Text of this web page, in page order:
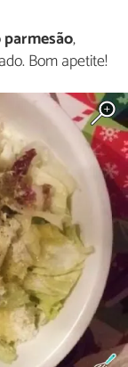
,
Bom apetite!